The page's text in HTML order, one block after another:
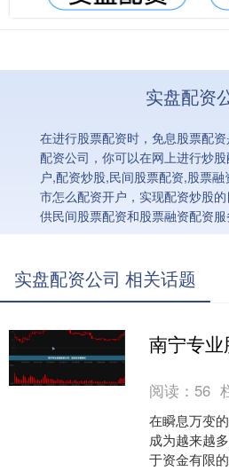
实盘配资
在进行股票配资时，免息股票配
配资公司，你可以在网上进行炒
户,配资炒股,民间股票配资,股票
市怎么配资开户，实现配资炒股
供民间股票配资和股票融资配资服
实盘配资公司 相关话题
阅读： 56
在瞬息万变
成为越来越
于资金有限